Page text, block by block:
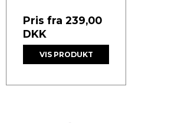
Pris fra 239,00
DKK
VIS PRODUKT